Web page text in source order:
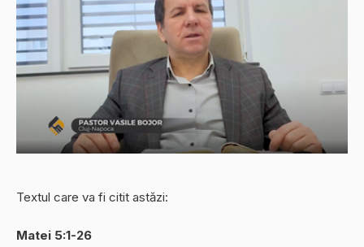
Textul care va fi citit astăzi:
Matei 5:1-26